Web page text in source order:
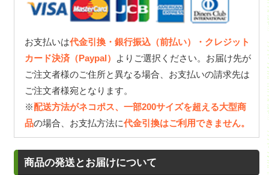
お支払いは代金引換・銀行振込（前払い）・クレジット
カード決済（Paypal）
よりご選択ください。お届け先が
ご注文者様のご住所と異なる場合、お支払いの請求先は
ご注文者様宛となります。
※配送方法がネコポス、一部200サイズを超える大型商
品の場合、お支払方法に代金引換はご利用できません。
商品の発送とお届けについて